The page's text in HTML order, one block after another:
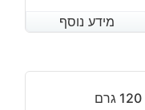
מידע נוסף
מידע נוסף